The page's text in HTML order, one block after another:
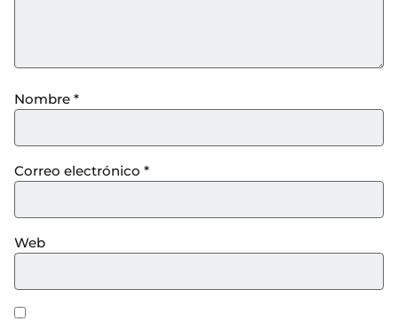
Nombre *
Correo electrónico *
Web